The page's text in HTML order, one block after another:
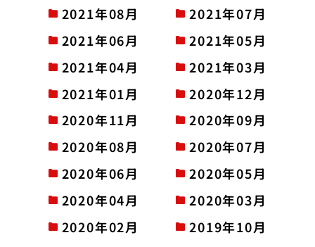
2021年08月
2021年07月
2021年06月
2021年05月
2021年04月
2021年03月
2021年01月
2020年12月
2020年11月
2020年09月
2020年08月
2020年07月
2020年06月
2020年05月
2020年04月
2020年03月
2020年02月
2019年10月